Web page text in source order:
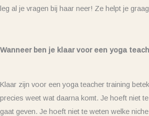
leg al je vragen bij haar neer! Ze helpt je
Wanneer ben je klaar voor een yoga
Klaar zijn voor een yoga teacher training
precies weet wat daarna komt. Je hoeft niet
gaat geven. Je hoeft niet te weten welke